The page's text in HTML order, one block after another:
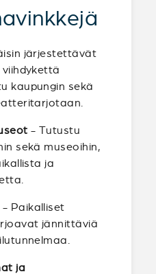
järjestettävät
kaupungin sekä
- Tutustu
sekä museoihin,
ja
- Paikalliset
jännittäviä
ja